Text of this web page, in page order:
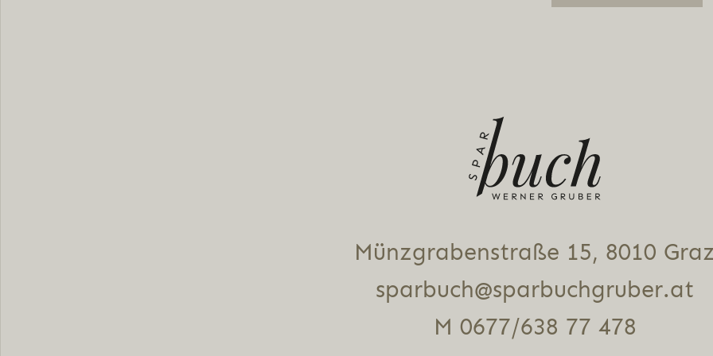
Münz­gra­ben­stra­ße 15, 8010
sparbuch@sparbuchgruber.at
M 0677/638 77 478